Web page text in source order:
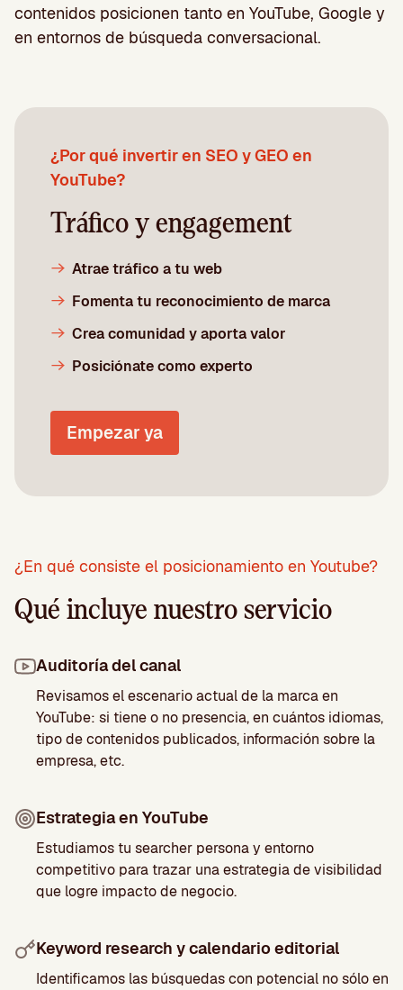
contenidos posicionen tanto en YouTube, Google y
en entornos de búsqueda conversacional.
¿Por qué invertir en SEO y GEO en
YouTube?
Tráfico y engagement
Atrae tráfico a tu web
Fomenta tu reconocimiento de marca
Crea comunidad y aporta valor
Posiciónate como experto
Empezar ya
¿En qué consiste el posicionamiento en Youtube?
Qué incluye nuestro servicio
Auditoría del canal
Revisamos el escenario actual de la marca en
YouTube: si tiene o no presencia, en cuántos idiomas,
tipo de contenidos publicados, información sobre la
empresa, etc.
Estrategia en YouTube
Estudiamos tu searcher persona y entorno
competitivo para trazar una estrategia de visibilidad
que logre impacto de negocio.
Keyword research y calendario editorial
Identificamos las búsquedas con potencial no sólo en